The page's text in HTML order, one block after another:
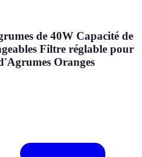
de 40W Capacité de
Filtre réglable pour
Oranges